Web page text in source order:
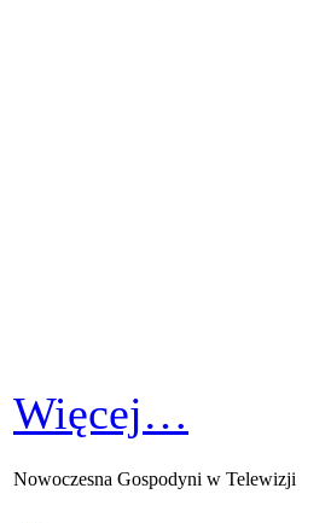
Więcej…
Nowoczesna Gospodyni w Telewizji